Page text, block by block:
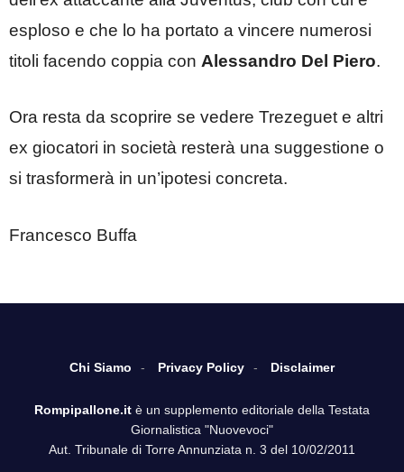
esploso e che lo ha portato a vincere numerosi
titoli facendo coppia con Alessandro Del Piero.
Ora resta da scoprire se vedere Trezeguet e altri
ex giocatori in società resterà una suggestione o
si trasformerà in un’ipotesi concreta.
Francesco Buffa
Chi Siamo Privacy Policy Disclaimer
Rompipallone.it è un supplemento editoriale della Testata
Giornalistica "Nuovevoci"
Aut. Tribunale di Torre Annunziata n. 3 del 10/02/2011